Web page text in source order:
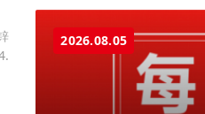
2026.08.05